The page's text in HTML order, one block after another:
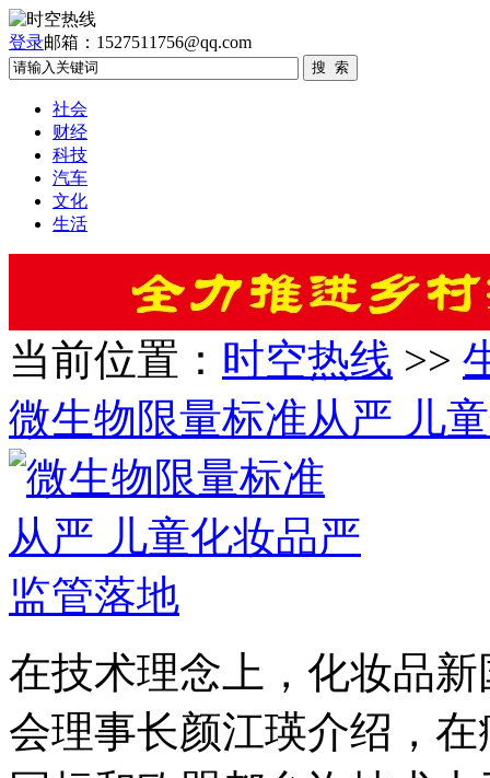
登录邮箱：1527511756@qq.com
社会
财经
科技
汽车
文化
生活
当前位置： 时空热线 >>
微生物限量标准从严 儿
在技术理念上，化妆品
会理事长颜江瑛介绍，